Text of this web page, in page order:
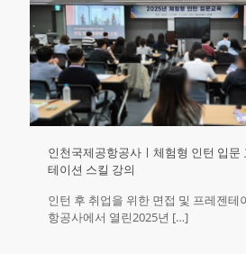
인천국제공항공사ㅣ체험형 인턴 입문
테이션 스킬 강의
인턴 후 취업을 위한 면접 및 프레젠테
항공사에서 열린2025년 […]